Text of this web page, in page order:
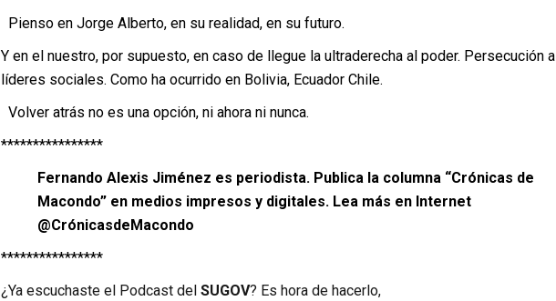
Pienso en Jorge Alberto, en su realidad, en su futuro.
Y en el nuestro, por supuesto, en caso de llegue la ultraderecha al poder. Persecución a
líderes sociales. Como ha ocurrido en Bolivia, Ecuador Chile.
Volver atrás no es una opción, ni ahora ni nunca.
****************
Fernando Alexis Jiménez es periodista. Publica la columna “Crónicas de
Macondo” en medios impresos y digitales. Lea más en Internet
@CrónicasdeMacondo
****************
¿Ya escuchaste el Podcast del SUGOV? Es hora de hacerlo,